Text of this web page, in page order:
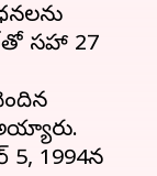
సహా 27
1994న